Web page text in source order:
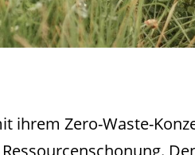
ihrem Zero-Waste-